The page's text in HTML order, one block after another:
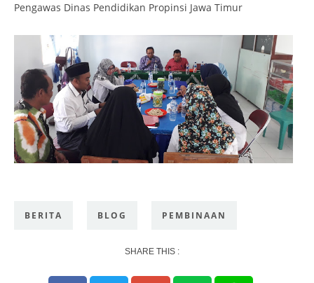
Pengawas Dinas Pendidikan Propinsi Jawa Timur
BERITA BLOG PEMBINAAN
SHARE THIS :